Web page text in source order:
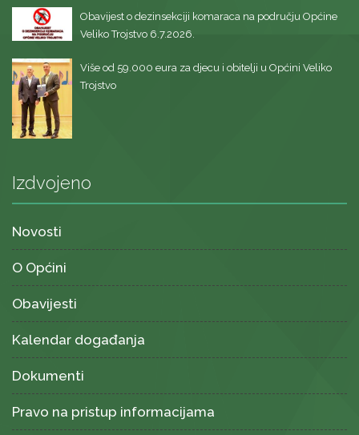
Obavijest o dezinsekciji komaraca na području Općine
Veliko Trojstvo 6.7.2026.
Više od 59.000 eura za djecu i obitelji u Općini Veliko
Trojstvo
Izdvojeno
Novosti
O Općini
Obavijesti
Kalendar događanja
Dokumenti
Pravo na pristup informacijama